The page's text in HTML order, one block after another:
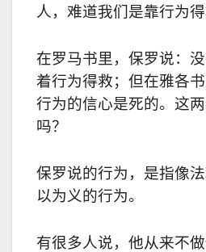
人，难道我们是靠行为得
在罗马书里，保罗说：
着行为得救；但在雅各
行为的信心是死的。这
吗？
保罗说的行为，是指像
以为义的行为。
有很多人说，他从来不做